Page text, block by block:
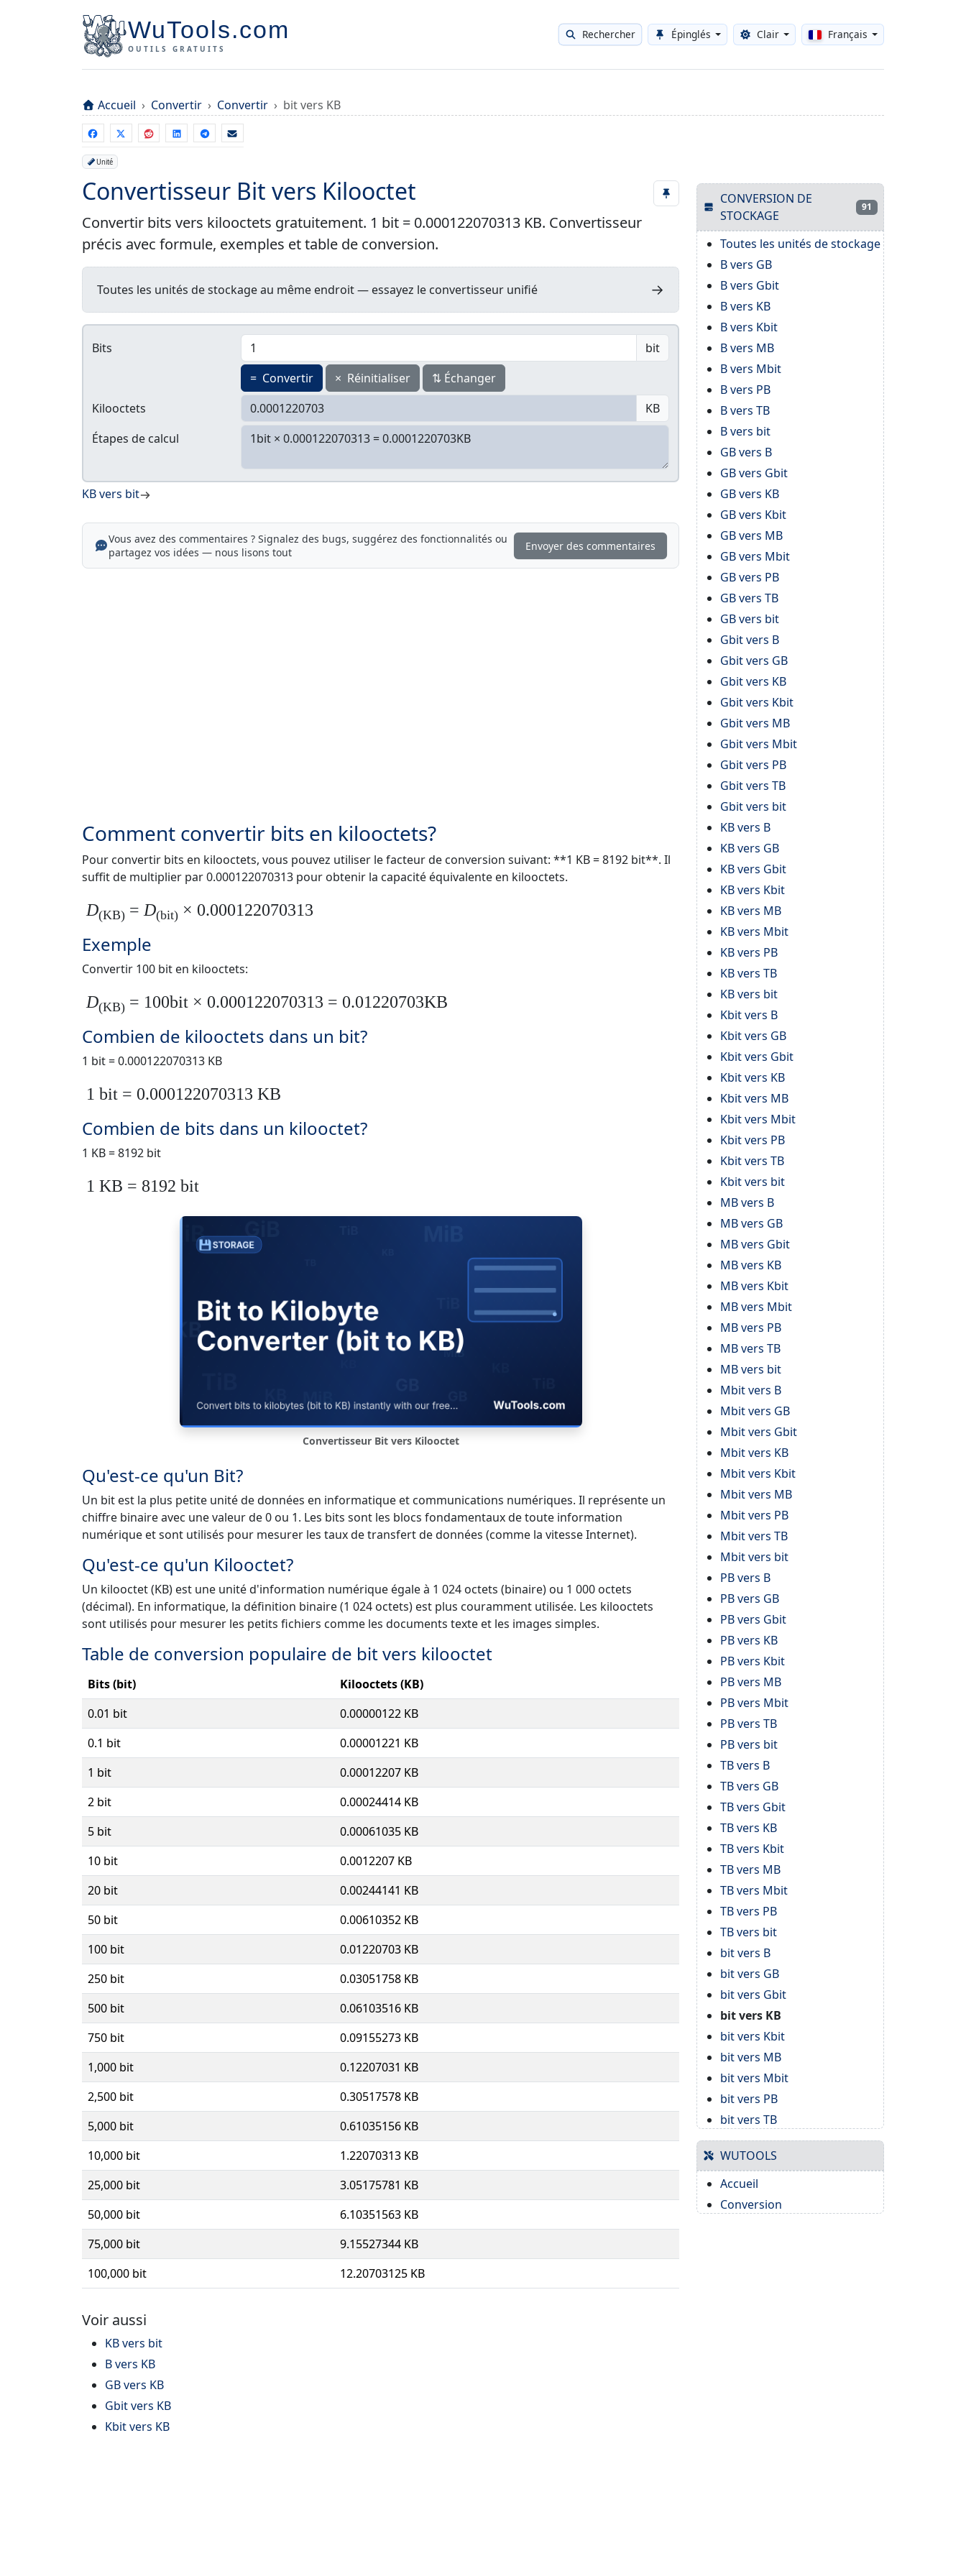
WuTools.com
OUTILS GRATUITS
Rechercher Épinglés Toggle theme
Clair Français
Accueil Convertir Convertir bit vers KB
Unité
Convertisseur Bit vers Kilooctet
Convertir bits vers kilooctets gratuitement. 1 bit = 0.000122070313 KB. Convertisseur
précis avec formule, exemples et table de conversion.
Toutes les unités de stockage au même endroit — essayez le convertisseur unifié →
Bits
bit
= Convertir × Réinitialiser ⇅ Échanger
Kilooctets
KB
Étapes de calcul
KB vers bit
Vous avez des commentaires ? Signalez des bugs, suggérez des fonctionnalités ou
partagez vos idées — nous lisons tout
Envoyer des commentaires
Comment convertir bits en kilooctets?
Pour convertir bits en kilooctets, vous pouvez utiliser le facteur de conversion suivant: **1 KB = 8192 bit**. Il
suffit de multiplier par 0.000122070313 pour obtenir la capacité équivalente en kilooctets.
D(KB) =D(bit) × 0.000122070313
Exemple
Convertir 100 bit en kilooctets:
D(KB) = 100bit × 0.000122070313 = 0.01220703KB
Combien de kilooctets dans un bit?
1 bit = 0.000122070313 KB
1 bit = 0.000122070313 KB
Combien de bits dans un kilooctet?
1 KB = 8192 bit
1 KB = 8192 bit
Convertisseur Bit vers Kilooctet
Qu'est-ce qu'un Bit?
Un bit est la plus petite unité de données en informatique et communications numériques. Il représente un
chiffre binaire avec une valeur de 0 ou 1. Les bits sont les blocs fondamentaux de toute information
numérique et sont utilisés pour mesurer les taux de transfert de données (comme la vitesse Internet).
Qu'est-ce qu'un Kilooctet?
Un kilooctet (KB) est une unité d'information numérique égale à 1 024 octets (binaire) ou 1 000 octets
(décimal). En informatique, la définition binaire (1 024 octets) est plus couramment utilisée. Les kilooctets
sont utilisés pour mesurer les petits fichiers comme les documents texte et les images simples.
Table de conversion populaire de bit vers kilooctet
Bits (bit)
Kilooctets (KB)
0.01 bit
0.00000122 KB
0.1 bit
0.00001221 KB
1 bit
0.00012207 KB
2 bit
0.00024414 KB
5 bit
0.00061035 KB
10 bit
0.0012207 KB
20 bit
0.00244141 KB
50 bit
0.00610352 KB
100 bit
0.01220703 KB
250 bit
0.03051758 KB
500 bit
0.06103516 KB
750 bit
0.09155273 KB
1,000 bit
0.12207031 KB
2,500 bit
0.30517578 KB
5,000 bit
0.61035156 KB
10,000 bit
1.22070313 KB
25,000 bit
3.05175781 KB
50,000 bit
6.10351563 KB
75,000 bit
9.15527344 KB
100,000 bit
12.20703125 KB
Voir aussi
KB vers bit
B vers KB
GB vers KB
Gbit vers KB
Kbit vers KB
CONVERSION DE
STOCKAGE
91
Toutes les unités de stockage
B vers GB
B vers Gbit
B vers KB
B vers Kbit
B vers MB
B vers Mbit
B vers PB
B vers TB
B vers bit
GB vers B
GB vers Gbit
GB vers KB
GB vers Kbit
GB vers MB
GB vers Mbit
GB vers PB
GB vers TB
GB vers bit
Gbit vers B
Gbit vers GB
Gbit vers KB
Gbit vers Kbit
Gbit vers MB
Gbit vers Mbit
Gbit vers PB
Gbit vers TB
Gbit vers bit
KB vers B
KB vers GB
KB vers Gbit
KB vers Kbit
KB vers MB
KB vers Mbit
KB vers PB
KB vers TB
KB vers bit
Kbit vers B
Kbit vers GB
Kbit vers Gbit
Kbit vers KB
Kbit vers MB
Kbit vers Mbit
Kbit vers PB
Kbit vers TB
Kbit vers bit
MB vers B
MB vers GB
MB vers Gbit
MB vers KB
MB vers Kbit
MB vers Mbit
MB vers PB
MB vers TB
MB vers bit
Mbit vers B
Mbit vers GB
Mbit vers Gbit
Mbit vers KB
Mbit vers Kbit
Mbit vers MB
Mbit vers PB
Mbit vers TB
Mbit vers bit
PB vers B
PB vers GB
PB vers Gbit
PB vers KB
PB vers Kbit
PB vers MB
PB vers Mbit
PB vers TB
PB vers bit
TB vers B
TB vers GB
TB vers Gbit
TB vers KB
TB vers Kbit
TB vers MB
TB vers Mbit
TB vers PB
TB vers bit
bit vers B
bit vers GB
bit vers Gbit
bit vers KB
bit vers Kbit
bit vers MB
bit vers Mbit
bit vers PB
bit vers TB
WUTOOLS
Accueil
Conversion